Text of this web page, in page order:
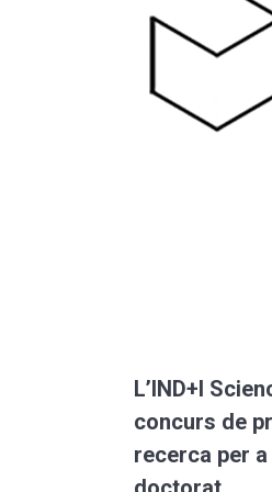
L’IND+I
concurs de
recerca per